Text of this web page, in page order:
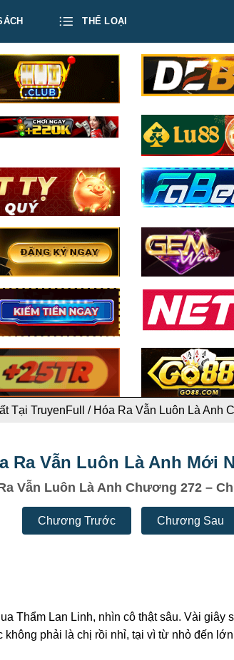
THỂ LOẠI
Tại TruyenFull / Hóa Ra Vẫn Luôn Là Anh
Ra Vẫn Luôn Là Anh Mới
Vẫn Luôn Là Anh Chương 272 –
Chương Trước Chương Sau
Thẩm Lan Linh, nhìn cô thật sâu. Vài
phải là chị rồi nhỉ, tại vì từ nhỏ đến